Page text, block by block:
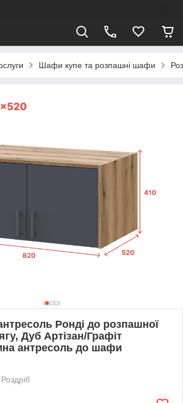
Шафи купе та розпашні шафи
Ронді до розпашної
Дуб Артізан/Графіт
антресоль до шафи
Роздріб